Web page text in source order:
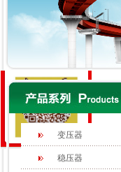
变压器
稳压器
2415933049